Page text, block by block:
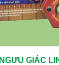
NGƯU GIÁC